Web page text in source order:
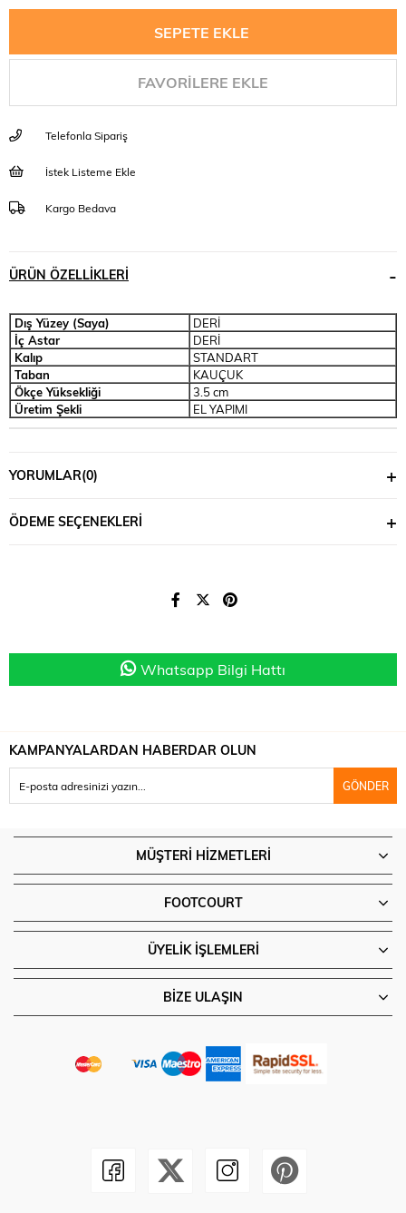
FAVORILERE EKLE
Telefonla Sipariş
İstek Listeme Ekle
Kargo Bedava
ÜRÜN ÖZELLIKLERI
Dış Yüzey (Saya)
DERİ
İç Astar
DERİ
Kalıp
STANDART
Taban
KAUÇUK
Ökçe Yüksekliği
3.5 cm
Üretim Şekli
EL YAPIMI
YORUMLAR(0)
ÖDEME SEÇENEKLERI
Whatsapp Bilgi Hattı
KAMPANYALARDAN HABERDAR OLUN
GÖNDER
MÜŞTERI HIZMETLERI
FOOTCOURT
ÜYELIK İŞLEMLERI
BIZE ULAŞIN